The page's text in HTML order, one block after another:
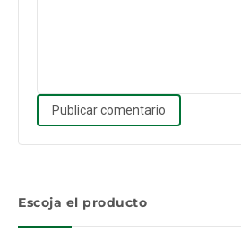
Escoja el producto